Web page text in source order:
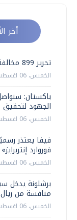
أخر
تحرير 899 مخالفة تركيب الملصق الإلكتروني
الخميس، 06 اغسطس 2026 01:31 م
باكستان:
الجهود لتحقيق
الخميس، 06 اغسطس 2026 01:23 م
فيفا يعتذر
فوروارد إنتربرايز»
الخميس، 06 اغسطس 2026 01:23 م
برشلونة يدخل
منافسة من
الخميس، 06 اغسطس 2026 01:19 م